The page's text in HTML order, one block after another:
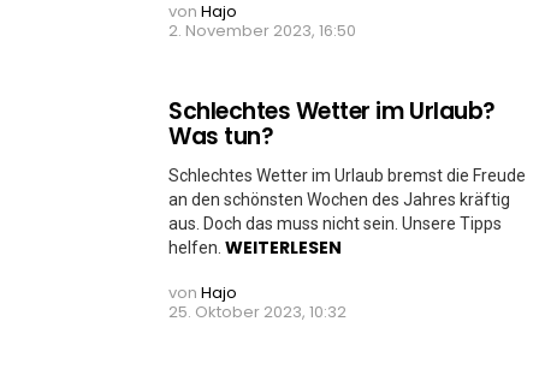
von Hajo
2. November 2023, 16:50
Schlechtes Wetter im Urlaub?
Was tun?
Schlechtes Wetter im Urlaub bremst die Freude
an den schönsten Wochen des Jahres kräftig
aus. Doch das muss nicht sein. Unsere Tipps
helfen. WEITERLESEN
von Hajo
25. Oktober 2023, 10:32